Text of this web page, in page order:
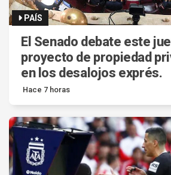
PAÍS
El Senado debate este
proyecto de propiedad
en los desalojos exprés.
Hace 7 horas